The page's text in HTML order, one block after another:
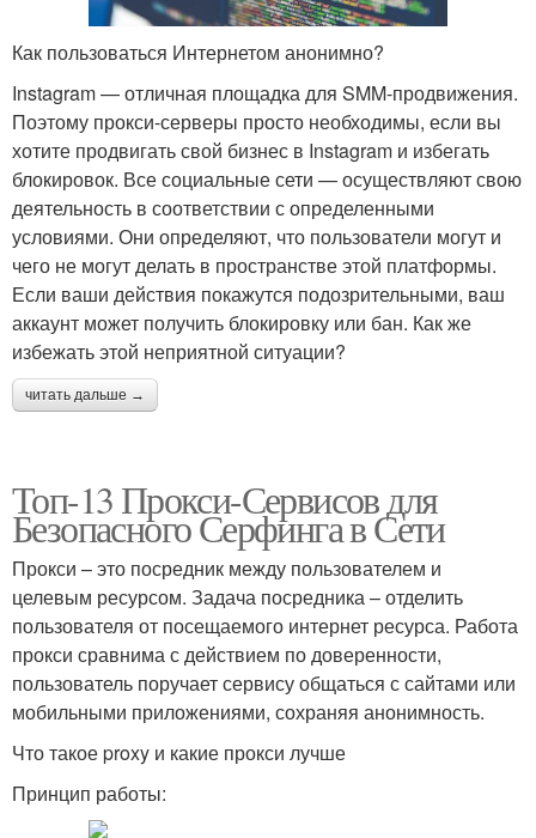
Как пользоваться Интернетом анонимно?
Instagram — отличная площадка для SMM-продвижения.
Поэтому прокси-серверы просто необходимы, если вы
хотите продвигать свой бизнес в Instagram и избегать
блокировок. Все социальные сети — осуществляют свою
деятельность в соответствии с определенными
условиями. Они определяют, что пользователи могут и
чего не могут делать в пространстве этой платформы.
Если ваши действия покажутся подозрительными, ваш
аккаунт может получить блокировку или бан. Как же
избежать этой неприятной ситуации?
читать дальше →
Топ-13 Прокси-Сервисов для
Безопасного Серфинга в Сети
Прокси – это посредник между пользователем и
целевым ресурсом. Задача посредника – отделить
пользователя от посещаемого интернет ресурса. Работа
прокси сравнима с действием по доверенности,
пользователь поручает сервису общаться с сайтами или
мобильными приложениями, сохраняя анонимность.
Что такое proxy и какие прокси лучше
Принцип работы: